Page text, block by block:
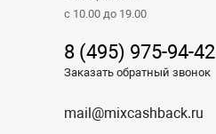
с 10.00 до 19.00
8 (495) 975-94-42
Заказать обратный звонок
mail@mixcashback.ru